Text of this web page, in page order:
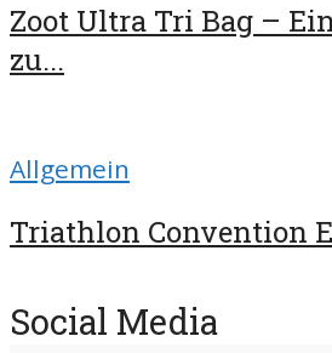
Zoot Ultra Tri Bag –
zu...
Allgemein
Triathlon Convention
Social Media